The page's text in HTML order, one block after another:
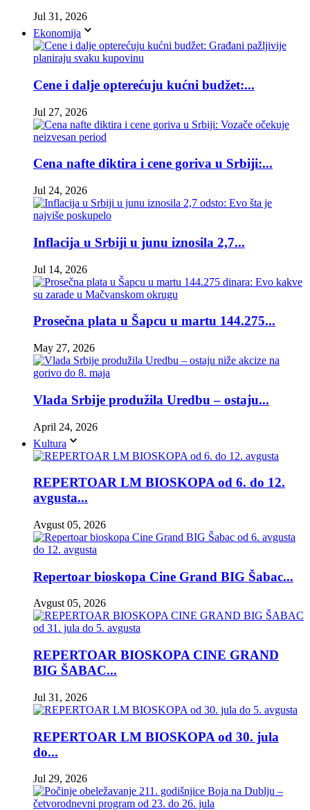
Jul 31, 2026
Ekonomija
Cene i dalje opterećuju kućni budžet:...
Jul 27, 2026
Cena nafte diktira i cene goriva u Srbiji:...
Jul 24, 2026
Inflacija u Srbiji u junu iznosila 2,7...
Jul 14, 2026
Prosečna plata u Šapcu u martu 144.275...
May 27, 2026
Vlada Srbije produžila Uredbu – ostaju...
April 24, 2026
Kultura
REPERTOAR LM BIOSKOPA od 6. do 12.
avgusta...
Avgust 05, 2026
Repertoar bioskopa Cine Grand BIG Šabac...
Avgust 05, 2026
REPERTOAR BIOSKOPA CINE GRAND
BIG ŠABAC...
Jul 31, 2026
REPERTOAR LM BIOSKOPA od 30. jula
do...
Jul 29, 2026